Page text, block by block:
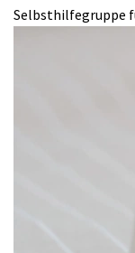
Selbsthilfegruppe